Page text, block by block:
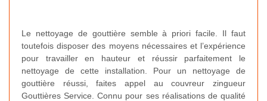
Le nettoyage de gouttière semble à priori facile. Il faut
toutefois disposer des moyens nécessaires et l’expérience
pour travailler en hauteur et réussir parfaitement le
nettoyage de cette installation. Pour un nettoyage de
gouttière réussi, faites appel au couvreur zingueur
Gouttières Service. Connu pour ses réalisations de qualité